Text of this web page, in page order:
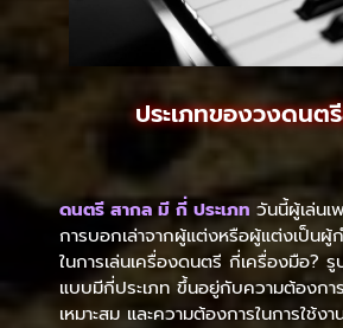
ประเภทของวงดนต
ดนตรี สากล มี กี่ ประเภท วันนี้ผู้เล่นเ
การบอกเล่าจากผู้แต่งหรือผู้แต่งเป็นผู้
ในการเล่นเครื่องดนตรี กี่เครื่องมือ?
แบบมีกี่ประเภท ขึ้นอยู่กับความต้องก
เหมาะสม และความต้องการในการใช้งา